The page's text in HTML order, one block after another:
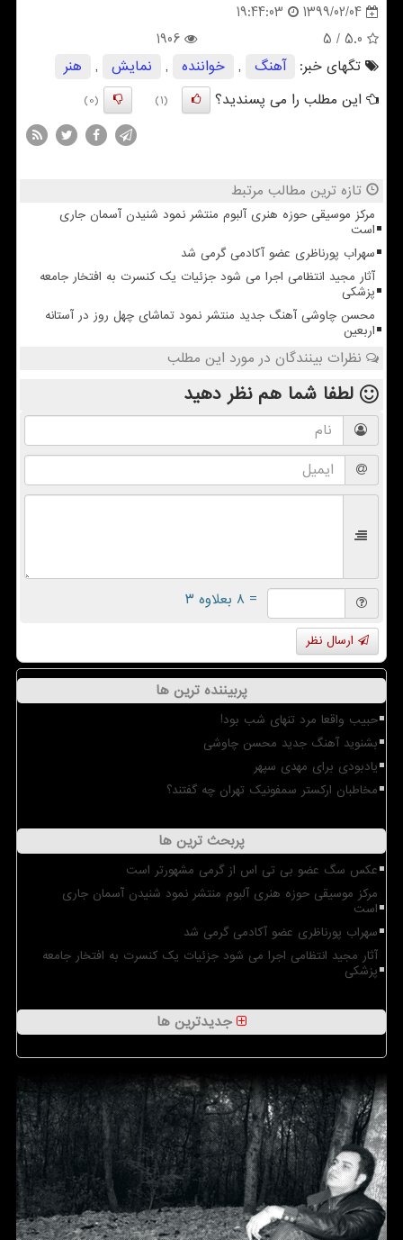
1399/02/04
19:44:03
5.0
/ 5
1906
تگهای خبر:
آهنگ , خواننده , نمایش ,
هنر
این مطلب را می پسندید؟
(1)
(0)
تازه ترین مطالب مرتبط
مرکز موسیقی حوزه هنری آلبوم منتشر نمود شنیدن آسمان جاری
است
سهراب پورناظری عضو آکادمی گرمی شد
آثار مجید انتظامی اجرا می شود جزئیات یک کنسرت به افتخار جامعه
پزشکی
محسن چاوشی آهنگ جدید منتشر نمود تماشای چهل روز در آستانه
اربعین
نظرات بینندگان در مورد این مطلب
لطفا شما همنظر دهید
= ۸ بعلاوه ۳
ارسال نظر
پربیننده ترین ها
حبیب واقعا مرد تنهای شب بود!
بشنوید آهنگ جدید محسن چاوشی
یادبودی برای مهدی سپهر
مخاطبان ارکستر سمفونیک تهران چه گفتند؟
پربحث ترین ها
عکس سگ عضو بی تی اس از گرمی مشهورتر است
مرکز موسیقی حوزه هنری آلبوم منتشر نمود شنیدن آسمان جاری
است
سهراب پورناظری عضو آکادمی گرمی شد
آثار مجید انتظامی اجرا می شود جزئیات یک کنسرت به افتخار جامعه
پزشکی
جدیدترین ها